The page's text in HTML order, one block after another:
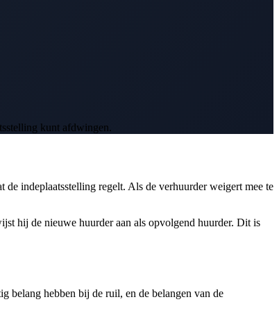
kunt afdwingen.
indeplaatsstelling regelt. Als de verhuurder weigert mee te
hij de nieuwe huurder aan als opvolgend huurder. Dit is
belang hebben bij de ruil, en de belangen van de